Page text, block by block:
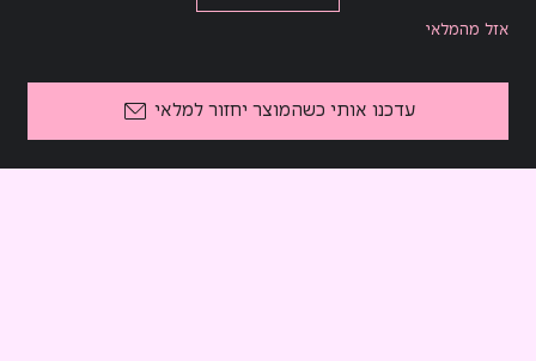
אזל מהמלאי
עדכנו אותי כשהמוצר יחזור למלאי